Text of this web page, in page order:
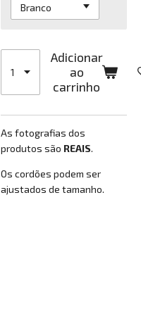
Adicionar
ao
carrinho
As fotografias dos
produtos são REAIS.
Os cordões podem ser
ajustados de tamanho.